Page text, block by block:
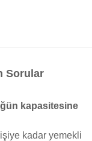
Sorular
kapasitesine
kadar yemekli